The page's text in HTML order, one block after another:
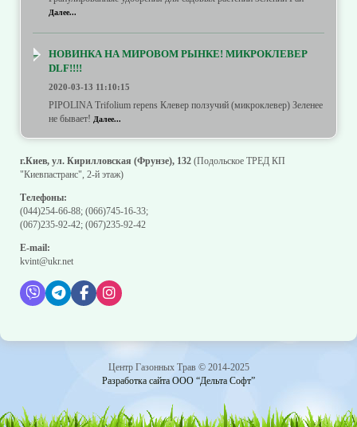
Далее...
НОВИНКА НА МИРОВОМ РЫНКЕ! МИКРОКЛЕВЕР
DLF!!!!
2020-03-13 11:10:15
PIPOLINA Trifolium repens Клевер ползучий (микроклевер) Зеленее
не бывает! Далее...
г.Киев, ул. Кирилловская (Фрунзе), 132 (Подольское ТРЕД КП
"Киевпастранс", 2-й этаж)
Телефоны:
(044)254-66-88; (066)745-16-33;
(067)235-92-42; (067)235-92-42
E-mail:
kvint@ukr.net
Центр Газонных Трав © 2014-2025
Разработка сайта ООО “Дельта Софт”